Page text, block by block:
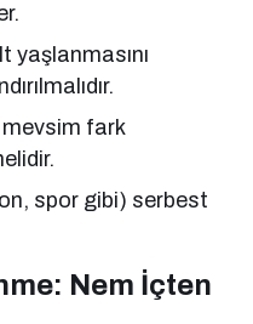
yaşlanmasını
mevsim fark
spor gibi) serbest
Nem İçten